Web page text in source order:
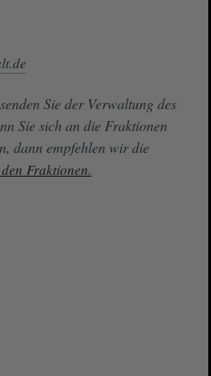
Sie der Verwaltung des
Sie sich an die Fraktionen
dann empfehlen wir die
Fraktionen.